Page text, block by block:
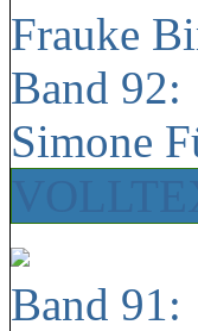
Frauke
Band 92:
Simone
Band 91: